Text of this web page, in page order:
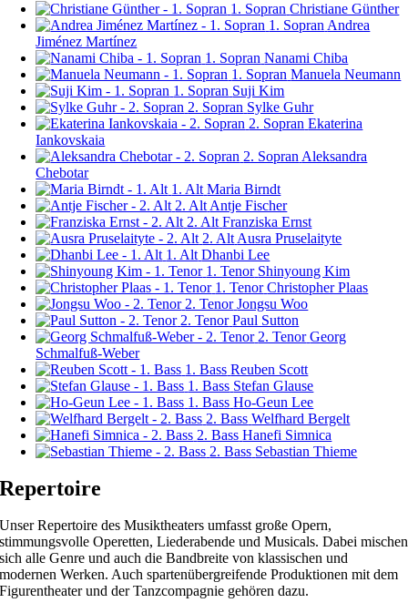
1. Sopran Christiane Günther
1. Sopran Andrea
Jiménez Martínez
1. Sopran Nanami Chiba
1. Sopran Manuela Neumann
1. Sopran Suji Kim
2. Sopran Sylke Guhr
2. Sopran Ekaterina
Iankovskaia
2. Sopran Aleksandra
Chebotar
1. Alt Maria Birndt
2. Alt Antje Fischer
2. Alt Franziska Ernst
2. Alt Ausra Pruselaityte
1. Alt Dhanbi Lee
1. Tenor Shinyoung Kim
1. Tenor Christopher Plaas
2. Tenor Jongsu Woo
2. Tenor Paul Sutton
2. Tenor Georg
Schmalfuß-Weber
1. Bass Reuben Scott
1. Bass Stefan Glause
1. Bass Ho-Geun Lee
2. Bass Welfhard Bergelt
2. Bass Hanefi Simnica
2. Bass Sebastian Thieme
Repertoire
Unser Repertoire des Musiktheaters umfasst große Opern,
stimmungsvolle Operetten, Liederabende und Musicals. Dabei mischen
sich alle Genre und auch die Bandbreite von klassischen und
modernen Werken. Auch spartenübergreifende Produktionen mit dem
Figurentheater und der Tanzcompagnie gehören dazu.